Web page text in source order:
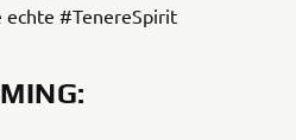
echte #TenereSpirit